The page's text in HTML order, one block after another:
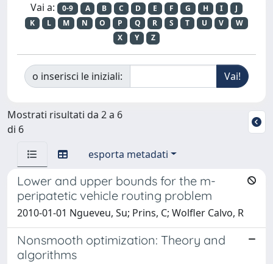
Vai a: 0-9 A B C D E F G H I
J
K
L M N O P Q R S T U V
W
X
Y Z
o inserisci le iniziali:
Mostrati risultati da 2 a 6
di 6
esporta metadati
Lower and upper bounds for the m-
peripatetic vehicle routing problem
2010-01-01 Ngueveu, Su; Prins, C; Wolfler Calvo, R
Nonsmooth optimization: Theory and
algorithms